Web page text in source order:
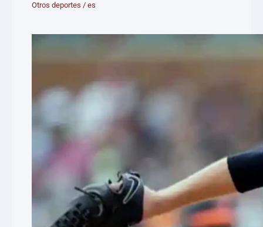
Otros deportes /es